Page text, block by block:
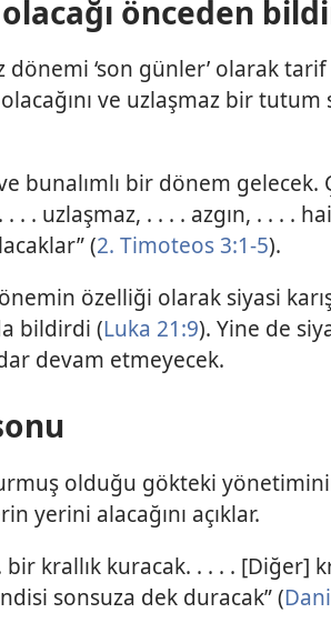
olacağı önceden
dönemi ‘son günler’ olarak
ve uzlaşmaz bir
bunalımlı bir dönem gelecek.
. . . uzlaşmaz, . . . . azgın, . . . .
(2. Timoteos 3:1-5).
özelliği olarak siyasi
bildirdi (Luka 21:9). Yine de
devam etmeyecek.
olduğu gökteki
yerini alacağını açıklar.
bir krallık kuracak. . . . . [Diğer]
sonsuza dek duracak” (